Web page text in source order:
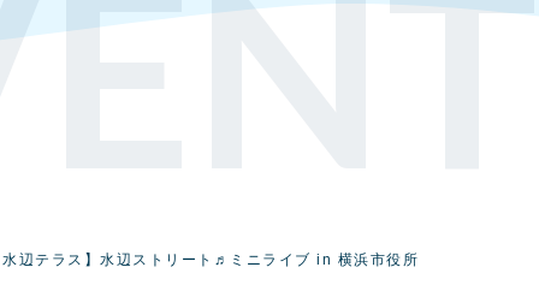
水辺テラス】水辺ストリート♬ミニライブ in 横浜市役所